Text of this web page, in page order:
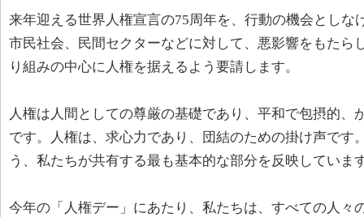
来年迎える世界人権宣言の75周年を、行動の機会としな
市民社会、民間セクターなどに対して、悪影響をもたら
り組みの中心に人権を据えるよう要請します。
人権は人間としての尊厳の基礎であり、平和で包摂的、
です。人権は、求心力であり、団結のための掛け声です
う、私たちが共有する最も基本的な部分を反映していま
今年の「人権デー」にあたり、私たちは、すべての人々